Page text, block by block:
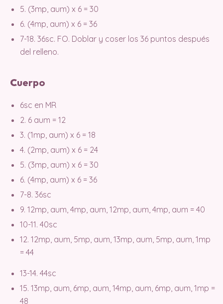
5. (3mp, aum) x 6 = 30
6. (4mp, aum) x 6 = 36
7-18. 36sc. FO. Doblar y coser los 36 puntos después
del relleno.
Cuerpo
6sc en MR
2. 6 aum = 12
3. (1mp, aum) x 6 = 18
4. (2mp, aum) x 6 = 24
5. (3mp, aum) x 6 = 30
6. (4mp, aum) x 6 = 36
7-8. 36sc
9. 12mp, aum, 4mp, aum, 12mp, aum, 4mp, aum = 40
10-11. 40sc
12. 12mp, aum, 5mp, aum, 13mp, aum, 5mp, aum, 1mp
= 44
13-14. 44sc
15. 13mp, aum, 6mp, aum, 14mp, aum, 6mp, aum, 1mp =
48